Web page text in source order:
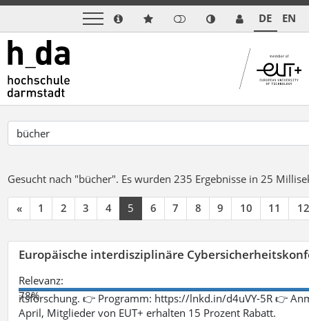
DE EN
Gesucht nach "bücher". Es wurden 235 Ergebnisse in 25
« 1 2 3 4 5 6 7 8 9 10 11 12
Europäische interdisziplinäre
Relevanz:
78%
itsforschung. 👉 Programm: https://lnkd.in/d4uVY-5R 👉
April, Mitglieder von EUT+ erhalten 15 Prozent Rabatt.